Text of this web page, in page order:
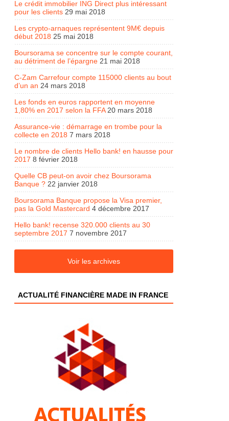
Le crédit immobilier ING Direct plus intéressant
pour les clients 29 mai 2018
Les crypto-arnaques représentent 9M€ depuis
début 2018 25 mai 2018
Boursorama se concentre sur le compte courant,
au détriment de l’épargne 21 mai 2018
C-Zam Carrefour compte 115000 clients au bout
d’un an 24 mars 2018
Les fonds en euros rapportent en moyenne
1,80% en 2017 selon la FFA 20 mars 2018
Assurance-vie : démarrage en trombe pour la
collecte en 2018 7 mars 2018
Le nombre de clients Hello bank! en hausse pour
2017 8 février 2018
Quelle CB peut-on avoir chez Boursorama
Banque ? 22 janvier 2018
Boursorama Banque propose la Visa premier,
pas la Gold Mastercard 4 décembre 2017
Hello bank! recense 320.000 clients au 30
septembre 2017 7 novembre 2017
Voir les archives
ACTUALITÉ FINANCIÈRE MADE IN FRANCE